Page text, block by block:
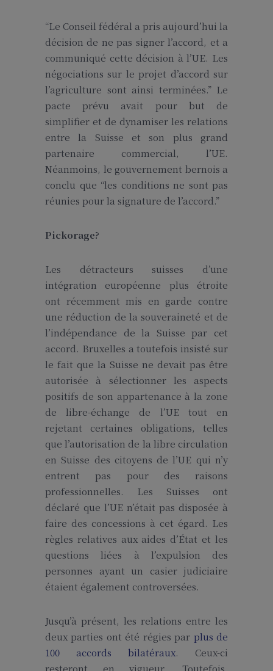
“Le Conseil fédéral a pris aujourd’hui la
décision de ne pas signer l’accord, et a
communiqué cette décision à l’UE. Les
négociations sur le projet d’accord sur
l’agriculture sont ainsi terminées.” Le
pacte prévu avait pour but de
simplifier et de dynamiser les relations
entre la Suisse et son plus grand
partenaire commercial, l’UE.
Néanmoins, le gouvernement bernois a
conclu que “les conditions ne sont pas
réunies pour la signature de l’accord.”
Pickorage?
Les détracteurs suisses d’une
intégration européenne plus étroite
ont récemment mis en garde contre
une réduction de la souveraineté et de
l’indépendance de la Suisse par cet
accord. Bruxelles a toutefois insisté sur
le fait que la Suisse ne devait pas être
autorisée à sélectionner les aspects
positifs de son appartenance à la zone
de libre-échange de l’UE tout en
rejetant certaines obligations, telles
que l’autorisation de la libre circulation
en Suisse des citoyens de l’UE qui n’y
entrent pas pour des raisons
professionnelles. Les Suisses ont
déclaré que l’UE n’était pas disposée à
faire des concessions à cet égard. Les
règles relatives aux aides d’État et les
questions liées à l’expulsion des
personnes ayant un casier judiciaire
étaient également controversées.
Jusqu’à présent, les relations entre les
deux parties ont été régies par plus de
100 accords bilatéraux. Ceux-ci
resteront en vigueur. Toutefois,